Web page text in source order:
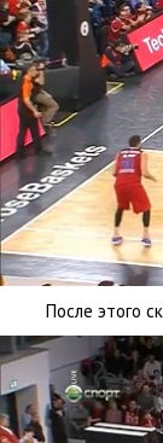
После этого